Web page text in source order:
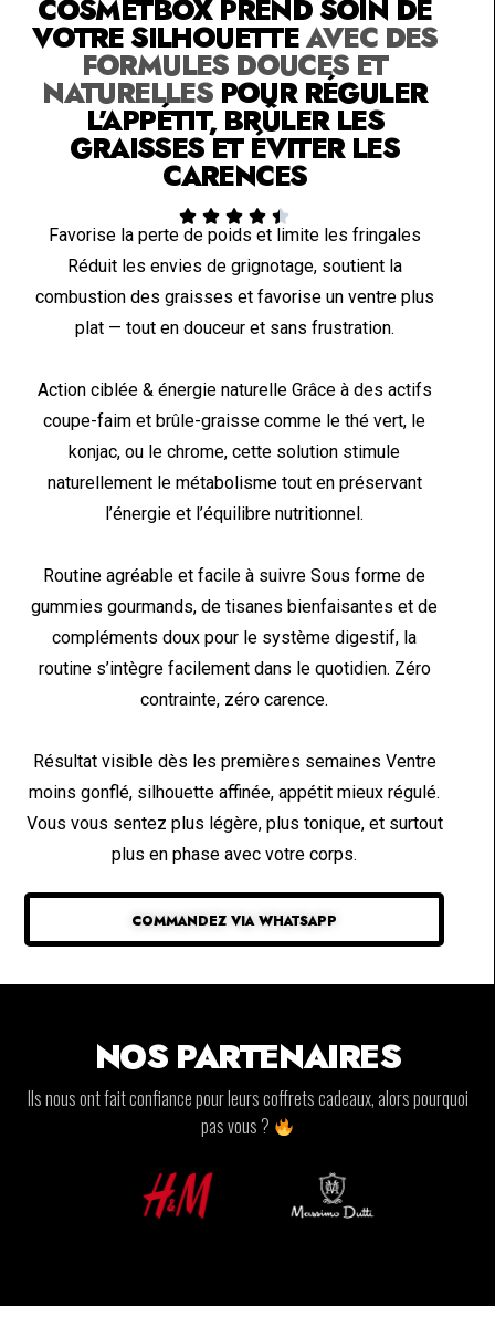
COSMETBOX PREND SOIN DE
VOTRE SILHOUETTEAVEC DES
FORMULES DOUCES ET
NATURELLES POUR RÉGULER
L’APPÉTIT, BRÛLER LES
GRAISSES ET ÉVITER LES
CARENCES
    
Favorise la perte de poids et limite les fringales
Réduit les envies de grignotage, soutient la
combustion des graisses et favorise un ventre plus
plat — tout en douceur et sans frustration.
Action ciblée & énergie naturelle Grâce à des actifs
coupe-faim et brûle-graisse comme le thé vert, le
konjac, ou le chrome, cette solution stimule
naturellement le métabolisme tout en préservant
l’énergie et l’équilibre nutritionnel.
Routine agréable et facile à suivre Sous forme de
gummies gourmands, de tisanes bienfaisantes et de
compléments doux pour le système digestif, la
routine s’intègre facilement dans le quotidien. Zéro
contrainte, zéro carence.
Résultat visible dès les premières semaines Ventre
moins gonflé, silhouette affinée, appétit mieux régulé.
Vous vous sentez plus légère, plus tonique, et surtout
plus en phase avec votre corps.
COMMANDEZ VIA WHATSAPP
NOS PARTENAIRES
Ils nous ont fait confiance pour leurs coffrets cadeaux, alors pourquoi
pas vous ?